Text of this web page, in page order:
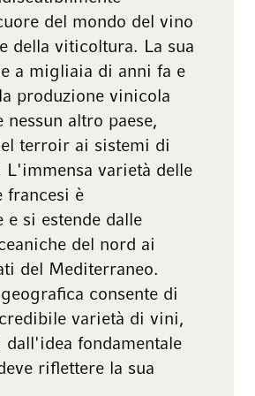
del mondo del vino
della viticoltura. La sua
a migliaia di anni fa e
produzione vinicola
nessun altro paese,
terroir ai sistemi di
L'immensa varietà delle
francesi è
e si estende dalle
del nord ai
del Mediterraneo.
consente di
varietà di vini,
dall'idea fondamentale
riflettere la sua